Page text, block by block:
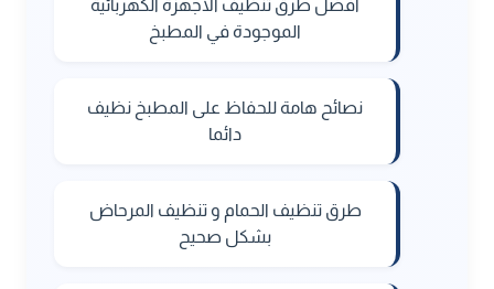
افضل طرق تنظيف الاجهزة الكهربائية
الموجودة في المطبخ
نصائح هامة للحفاظ على المطبخ نظيف
دائما
طرق تنظيف الحمام و تنظيف المرحاض
بشكل صحيح